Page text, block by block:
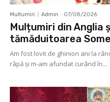
Multumiri Admin - 07/08/2026
Mulțumiri din Anglia
tămăduitoarea
Am fost lovit de ghinion ani la
râpă şi m-am afundat curând în...